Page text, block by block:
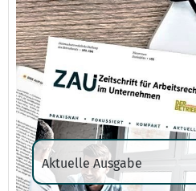
Aktuelle Ausgabe